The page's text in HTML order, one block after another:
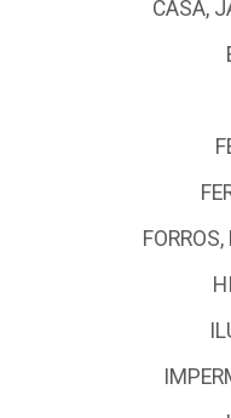
CASA,